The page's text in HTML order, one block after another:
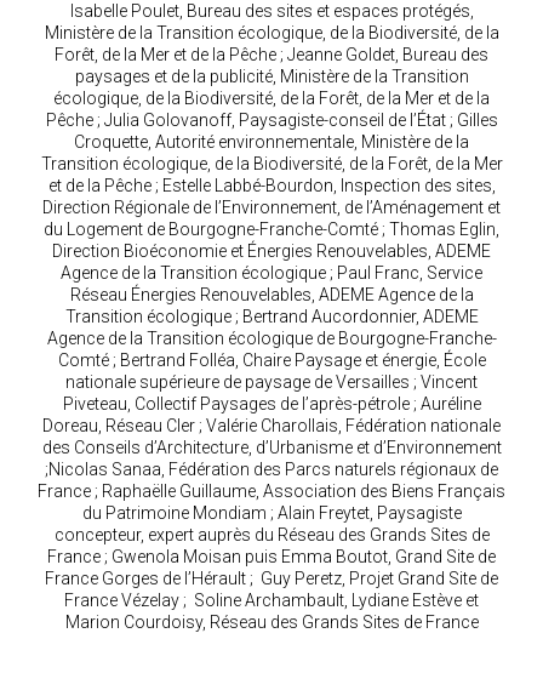
Isabelle Poulet, Bureau des sites et espaces protégés,
Ministère de la Transition écologique, de la Biodiversité, de la
Forêt, de la Mer et de la Pêche ; Jeanne Goldet, Bureau des
paysages et de la publicité, Ministère de la Transition
écologique, de la Biodiversité, de la Forêt, de la Mer et de la
Pêche ; Julia Golovanoff, Paysagiste-conseil de l’État ; Gilles
Croquette, Autorité environnementale, Ministère de la
Transition écologique, de la Biodiversité, de la Forêt, de la Mer
et de la Pêche ; Estelle Labbé-Bourdon, Inspection des sites,
Direction Régionale de l’Environnement, de l’Aménagement et
du Logement de Bourgogne-Franche-Comté ; Thomas Eglin,
Direction Bioéconomie et Énergies Renouvelables, ADEME
Agence de la Transition écologique ; Paul Franc, Service
Réseau Énergies Renouvelables, ADEME Agence de la
Transition écologique ; Bertrand Aucordonnier, ADEME
Agence de la Transition écologique de Bourgogne-Franche-
Comté ; Bertrand Folléa, Chaire Paysage et énergie, École
nationale supérieure de paysage de Versailles ; Vincent
Piveteau, Collectif Paysages de l’après-pétrole ; Auréline
Doreau, Réseau Cler ; Valérie Charollais, Fédération nationale
des Conseils d’Architecture, d’Urbanisme et d’Environnement
;Nicolas Sanaa, Fédération des Parcs naturels régionaux de
France ; Raphaëlle Guillaume, Association des Biens Français
du Patrimoine Mondiam ; Alain Freytet, Paysagiste
concepteur, expert auprès du Réseau des Grands Sites de
France ; Gwenola Moisan puis Emma Boutot, Grand Site de
France Gorges de l’Hérault ; Guy Peretz, Projet Grand Site de
France Vézelay ; Soline Archambault, Lydiane Estève et
Marion Courdoisy, Réseau des Grands Sites de France